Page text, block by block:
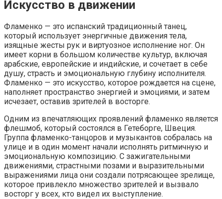
Искусство в движении
Фламенко — это испанский традиционный танец,
который использует энергичные движения тела,
изящные жесты рук и виртуозное исполнение ног. Он
имеет корни в большом количестве культур, включая
арабские, европейские и индийские, и сочетает в себе
душу, страсть и эмоциональную глубину исполнителя.
Фламенко — это искусство, которое рождается на сцене,
наполняет пространство энергией и эмоциями, и затем
исчезает, оставив зрителей в восторге.
Одним из впечатляющих проявлений фламенко является
флешмоб, который состоялся в Гетеборге, Швеция.
Группа фламенко-танцоров и музыкантов собралась на
улице и в один момент начали исполнять ритмичную и
эмоциональную композицию. С зажигательными
движениями, страстными позами и выразительными
выражениями лица они создали потрясающее зрелище,
которое привлекло множество зрителей и вызвало
восторг у всех, кто видел их выступление.